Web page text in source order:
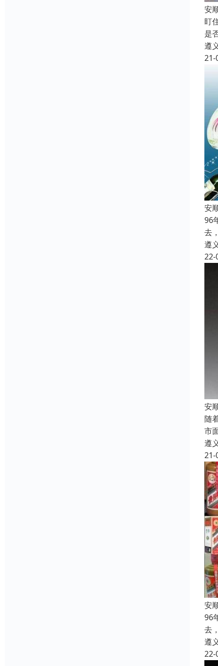
安
盯
是
遵
21-
安
96
去
遵
22-
安
随
市
遵
21-
安
96
去
遵
22-